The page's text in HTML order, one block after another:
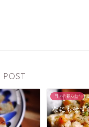
POST
日々の暮らし*